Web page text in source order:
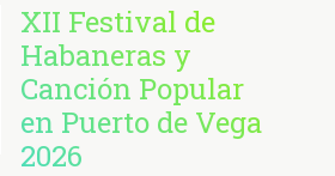
XII Festival de
Habaneras y
Canción Popular
en Puerto de Vega
2026